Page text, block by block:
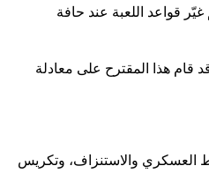
قواعد اللعبة عند حافة
قام هذا المقترح على معادلة
العسكري والاستنزاف، وتكريس